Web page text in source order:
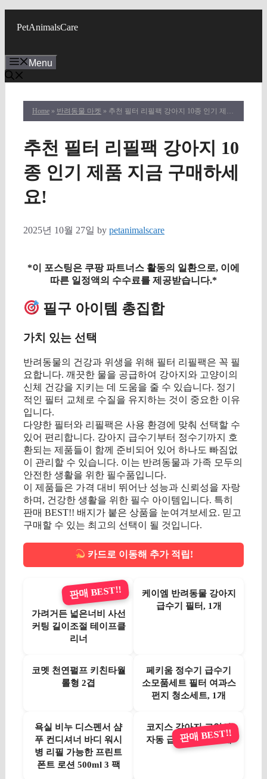
PetAnimalsCare
Menu
Home » 반려동물 마켓 » 추천 필터 리필팩 강아지 10종 인기 제품 지금 구매하세요!
추천 필터 리필팩 강아지 10
종 인기 제품 지금 구매하세
요!
2025년 10월 27일 by petanimalscare
*이 포스팅은 쿠팡 파트너스 활동의 일환으로, 이에
따른 일정액의 수수료를 제공받습니다.*
필구 아이템 총집합
가치 있는 선택
반려동물의 건강과 위생을 위해 필터 리필팩은 꼭 필
요합니다. 깨끗한 물을 공급하여 강아지와 고양이의
신체 건강을 지키는 데 도움을 줄 수 있습니다. 정기
적인 필터 교체로 수질을 유지하는 것이 중요한 이유
입니다.
다양한 필터와 리필팩은 사용 환경에 맞춰 선택할 수
있어 편리합니다. 강아지 급수기부터 정수기까지 호
환되는 제품들이 함께 준비되어 있어 하나도 빠짐없
이 관리할 수 있습니다. 이는 반려동물과 가족 모두의
안전한 생활을 위한 필수품입니다.
이 제품들은 가격 대비 뛰어난 성능과 신뢰성을 자랑
하며, 건강한 생활을 위한 필수 아이템입니다. 특히
판매 BEST!! 배지가 붙은 상품을 눈여겨보세요. 믿고
구매할 수 있는 최고의 선택이 될 것입니다.
카드로 이동해 추가 적립!
판매 BEST!!
가려거든 넓은너비 사선
커팅 길이조절 테이프클
리너
케이엠 반려동물 강아지
급수기 필터, 1개
코멧 천연펄프 키친타월
롤형 2겹
페키움 정수기 급수기
소모품세트 필터 여과스
펀지 청소세트, 1개
욕실 비누 디스펜서 샴
푸 컨디셔너 바디 워시
병 리필 가능한 프린트
폰트 로션 500ml 3 팩
코지스 강아지 고양이
자동 급수기 필터, 3개
판매 BEST!!